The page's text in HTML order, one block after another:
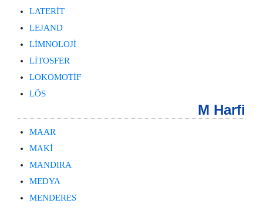
LATERİT
LEJAND
LİMNOLOJİ
LİTOSFER
LOKOMOTİF
LÖS
M Harfi
MAAR
MAKİ
MANDIRA
MEDYA
MENDERES